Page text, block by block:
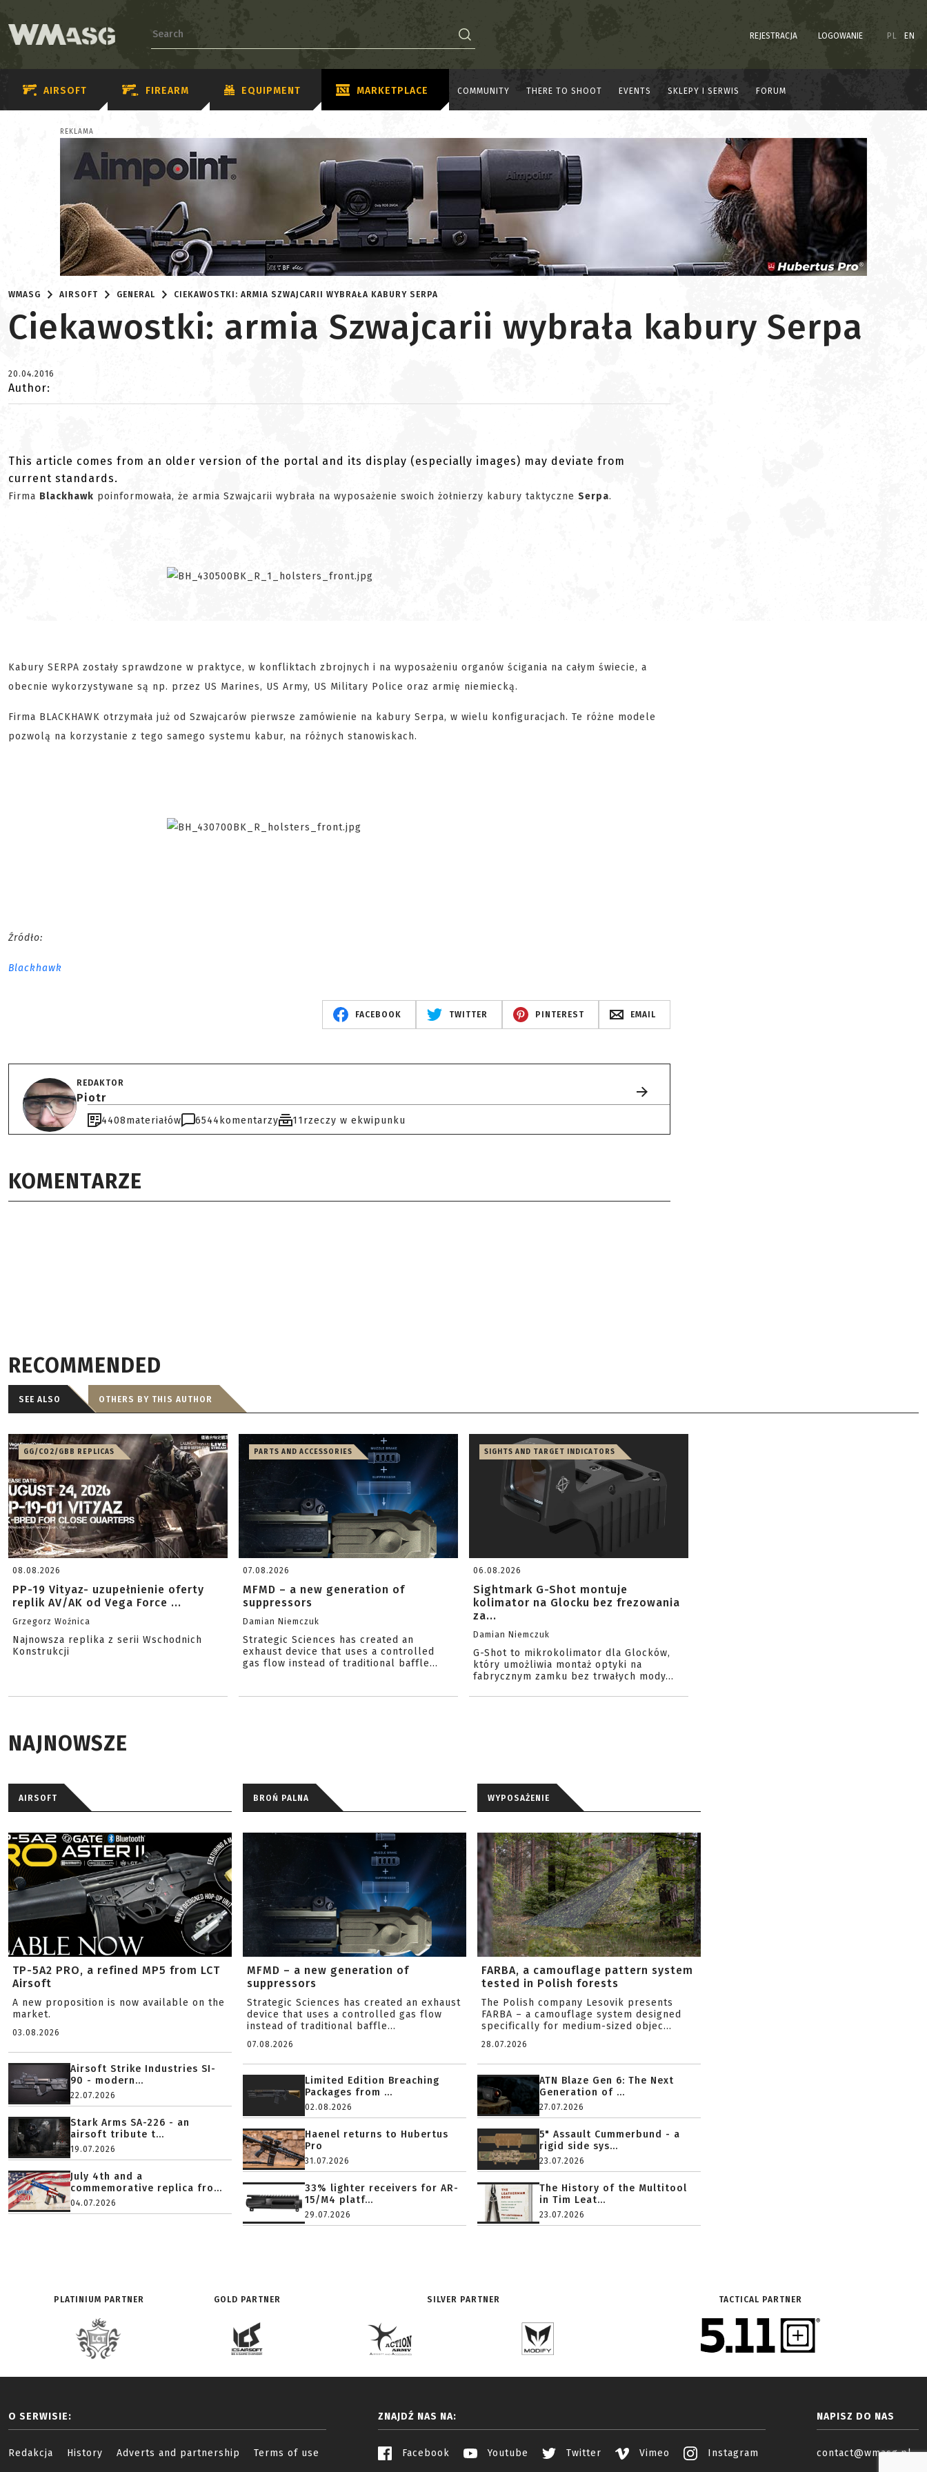
REJESTRACJA LOGOWANIE PL EN
AIRSOFT FIREARM EQUIPMENT MARKETPLACE COMMUNITY THERE TO SHOOT EVENTS SKLEPY I SERWIS FORUM
REKLAMA
WMASG AIRSOFT GENERAL CIEKAWOSTKI: ARMIA SZWAJCARII WYBRAŁA KABURY SERPA
Ciekawostki: armia Szwajcarii wybrała kabury Serpa
20.04.2016
Author:
This article comes from an older version of the portal and its display (especially images) may deviate from
current standards.
Firma Blackhawk poinformowała, że armia Szwajcarii wybrała na wyposażenie swoich żołnierzy kabury taktyczne Serpa.
Kabury SERPA zostały sprawdzone w praktyce, w konfliktach zbrojnych i na wyposażeniu organów ścigania na całym świecie, a
obecnie wykorzystywane są np. przez US Marines, US Army, US Military Police oraz armię niemiecką.
Firma BLACKHAWK otrzymała już od Szwajcarów pierwsze zamówienie na kabury Serpa, w wielu konfiguracjach. Te różne modele
pozwolą na korzystanie z tego samego systemu kabur, na różnych stanowiskach.
Źródło:
Blackhawk
FACEBOOK TWITTER PINTEREST EMAIL
REDAKTOR
Piotr
4408materiałów 6544 komentarzy 11rzeczy w ekwipunku
KOMENTARZE
RECOMMENDED
SEE ALSO OTHERS BY THIS AUTHOR
GG/CO2/GBB REPLICAS
08.08.2026
PP-19 Vityaz- uzupełnienie oferty
replik AV/AK od Vega Force ...
Grzegorz Woźnica
Najnowsza replika z serii Wschodnich
Konstrukcji
PARTS AND ACCESSORIES
07.08.2026
MFMD – a new generation of
suppressors
Damian Niemczuk
Strategic Sciences has created an
exhaust device that uses a controlled
gas flow instead of traditional baffle...
SIGHTS AND TARGET INDICATORS
06.08.2026
Sightmark G-Shot montuje
kolimator na Glocku bez frezowania
za...
Damian Niemczuk
G-Shot to mikrokolimator dla Glocków,
który umożliwia montaż optyki na
fabrycznym zamku bez trwałych mody...
NAJNOWSZE
AIRSOFT
TP-5A2 PRO, a refined MP5 from LCT
Airsoft
A new proposition is now available on the
market.
03.08.2026
Airsoft Strike Industries SI-
90 - modern...
22.07.2026
Stark Arms SA-226 - an
airsoft tribute t...
19.07.2026
July 4th and a
commemorative replica fro...
04.07.2026
BROŃ PALNA
MFMD – a new generation of
suppressors
Strategic Sciences has created an exhaust
device that uses a controlled gas flow
instead of traditional baffle...
07.08.2026
Limited Edition Breaching
Packages from ...
02.08.2026
Haenel returns to Hubertus
Pro
31.07.2026
33% lighter receivers for AR-
15/M4 platf...
29.07.2026
WYPOSAŻENIE
FARBA, a camouflage pattern system
tested in Polish forests
The Polish company Lesovik presents
FARBA – a camouflage system designed
specifically for medium-sized objec...
28.07.2026
ATN Blaze Gen 6: The Next
Generation of ...
27.07.2026
5" Assault Cummerbund - a
rigid side sys...
23.07.2026
The History of the Multitool
in Tim Leat...
23.07.2026
PLATINIUM PARTNER GOLD PARTNER SILVER PARTNER TACTICAL PARTNER
O SERWISIE:
Redakcja History Adverts and partnership Terms of use
ZNAJDŹ NAS NA:
Facebook Youtube Twitter Vimeo Instagram
NAPISZ DO NAS
contact@wmasg.pl